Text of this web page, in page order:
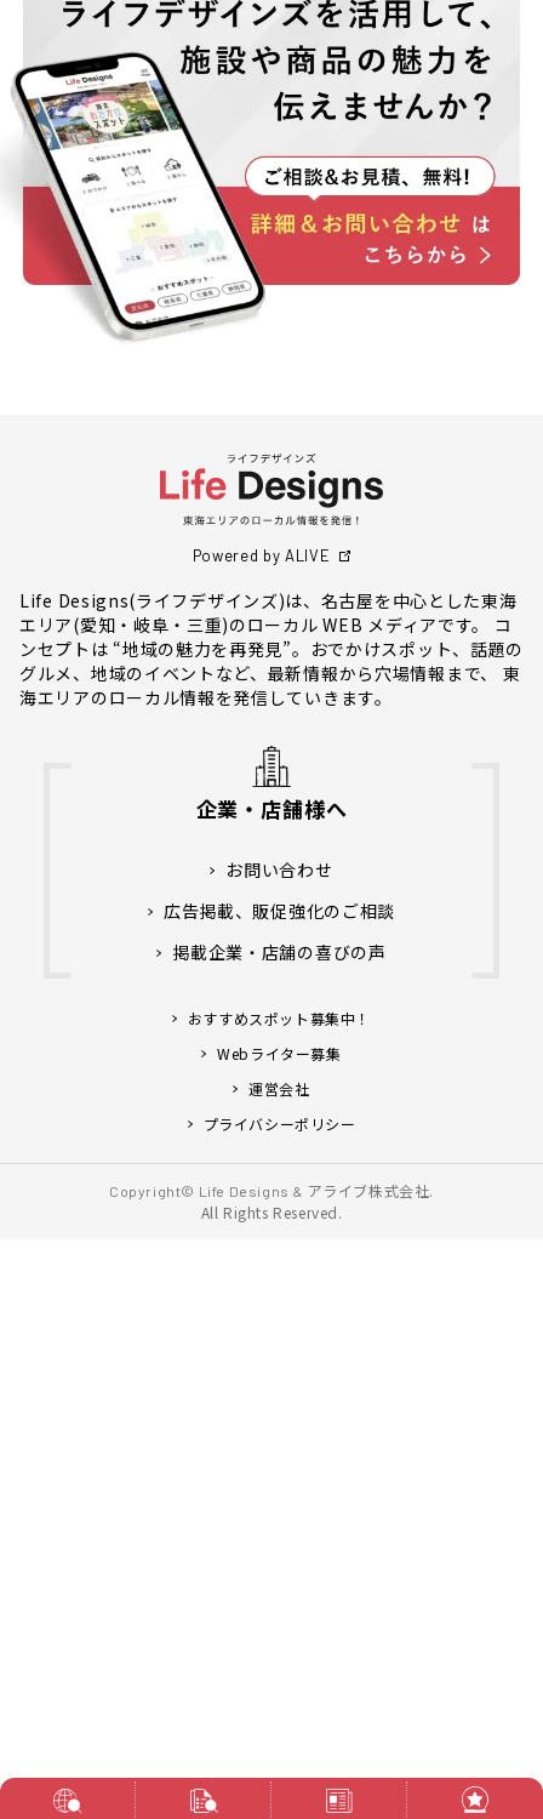
Powered by ALIVE
Life Designs(ライフデザインズ)は、名古屋を中心とした東海
エリア(愛知・岐阜・三重)のローカル WEB メディアです。 コ
ンセプトは “地域の魅力を再発見”。おでかけスポット、話題の
グルメ、地域のイベントなど、最新情報から穴場情報まで、 東
海エリアのローカル情報を発信していきます。
企業・店舗様へ
お問い合わせ
広告掲載、販促強化のご相談
掲載企業・店舗の喜びの声
おすすめスポット募集中！
Webライター募集
運営会社
プライバシーポリシー
Copyright© Life Designs & アライブ株式会社.
All Rights Reserved.